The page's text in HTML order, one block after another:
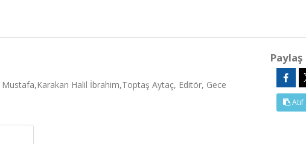
Halil İbrahim,Toptaş Aytaç, Editör, Gece
Paylaş
Atıf